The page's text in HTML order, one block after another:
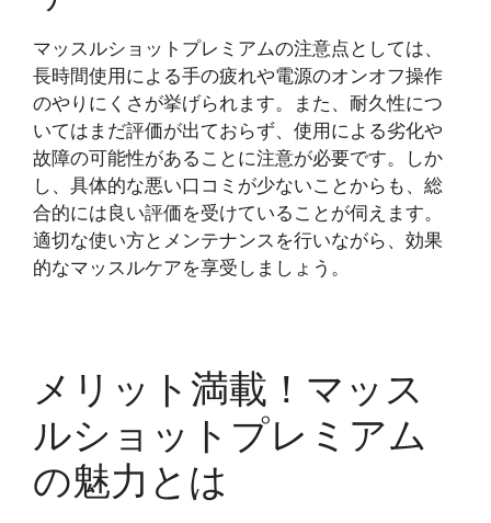
マッスルショットプレミアムの注意点としては、
長時間使用による手の疲れや電源のオンオフ操作
のやりにくさが挙げられます。また、耐久性につ
いてはまだ評価が出ておらず、使用による劣化や
故障の可能性があることに注意が必要です。しか
し、具体的な悪い口コミが少ないことからも、総
合的には良い評価を受けていることが伺えます。
適切な使い方とメンテナンスを行いながら、効果
的なマッスルケアを享受しましょう。
メリット満載！マッス
ルショットプレミアム
の魅力とは